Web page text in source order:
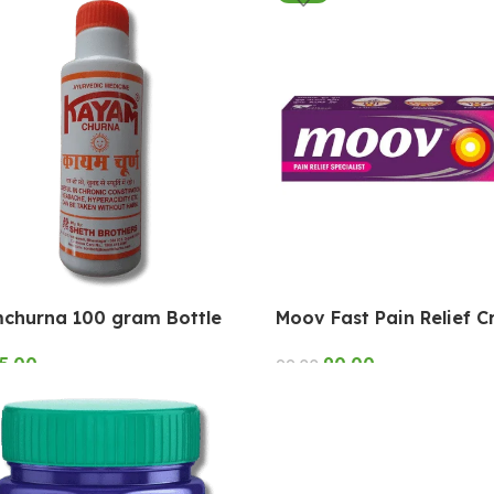
100 gram Bottle Moov Fast Pain Relief
99.00 90.00